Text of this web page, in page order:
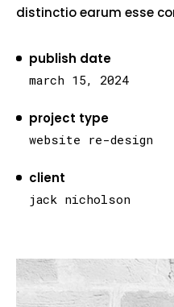
publish date
march 15, 2024
project type
website re-design
client
jack nicholson
distinctio earum esse